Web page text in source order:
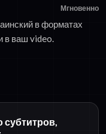
Мгновенно
в форматах
в ваш video.
субтитров,